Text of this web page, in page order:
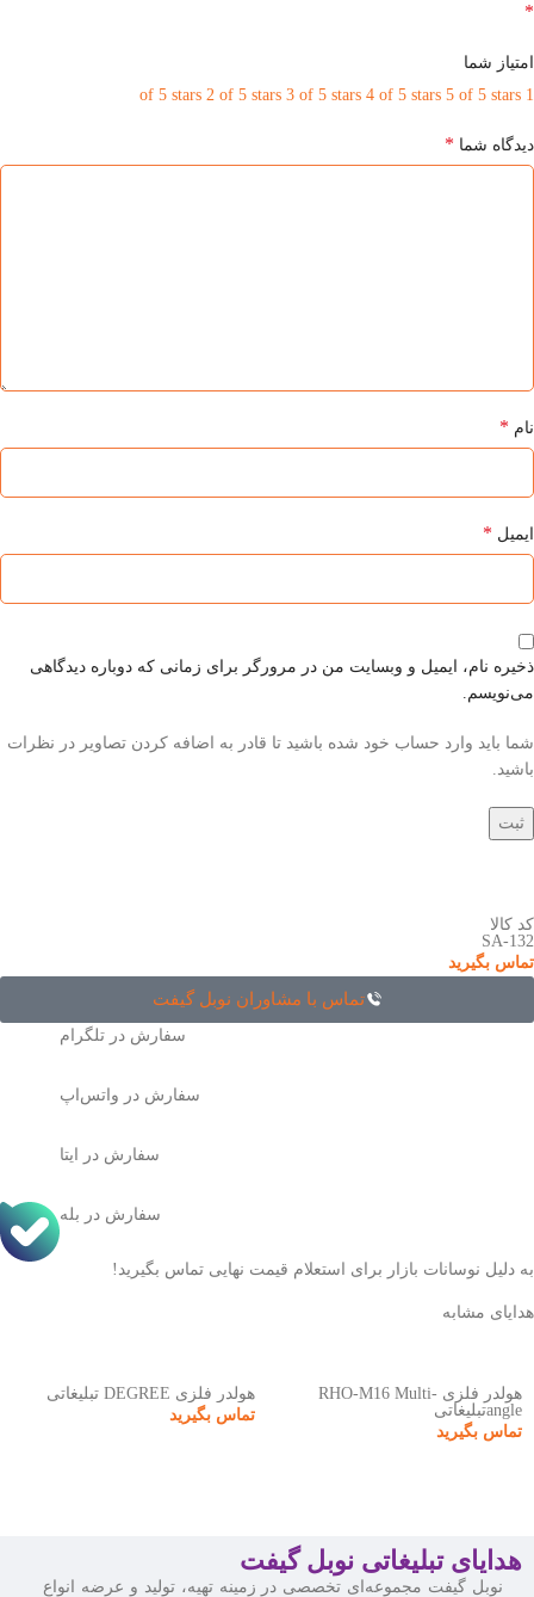
*
امتیاز شما
1 of 5 stars
2 of 5 stars 3 of 5 stars 4 of 5 stars 5 of 5 stars
دیدگاه شما *
نام *
ایمیل *
ذخیره نام، ایمیل و وبسایت من در مرورگر برای زمانی که دوباره دیدگاهی
می‌نویسم.
شما باید وارد حساب خود شده باشید تا قادر به اضافه کردن تصاویر در نظرات
باشید.
کد کالا
SA-132
تماس بگیرید
تماس با مشاوران نوبل گیفت
سفارش در تلگرام
سفارش در واتس‌اپ
سفارش در ایتا
سفارش در بله
به دلیل نوسانات بازار برای استعلام قیمت نهایی تماس بگیرید!
هدایای مشابه
هولدر فلزی RHO-M16 Multi-
angleتبلیغاتی
تماس بگیرید
هولدر فلزی DEGREE تبلیغاتی
تماس بگیرید
هدایای تبلیغاتی نوبل گیفت
نوبل گیفت مجموعه‌ای تخصصی در زمینه تهیه، تولید و عرضه انواع